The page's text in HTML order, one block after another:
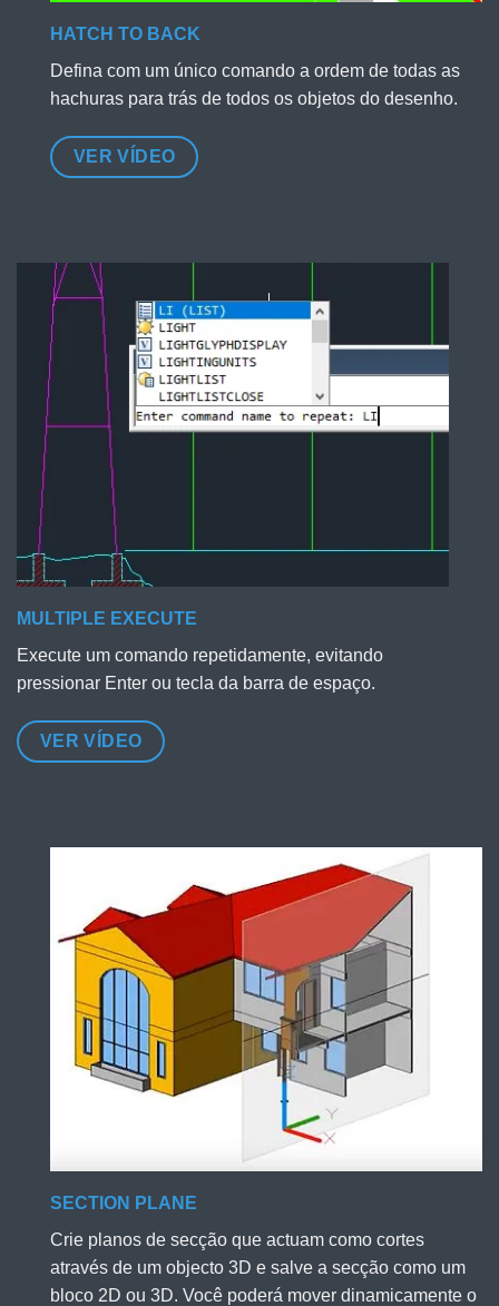
HATCH TO BACK
Defina com um único comando a ordem de todas as
hachuras para trás de todos os objetos do desenho.
VER VÍDEO
MULTIPLE EXECUTE
Execute um comando repetidamente, evitando
pressionar Enter ou tecla da barra de espaço.
VER VÍDEO
SECTION PLANE
Crie planos de secção que actuam como cortes
através de um objecto 3D e salve a secção como um
bloco 2D ou 3D. Você poderá mover dinamicamente o